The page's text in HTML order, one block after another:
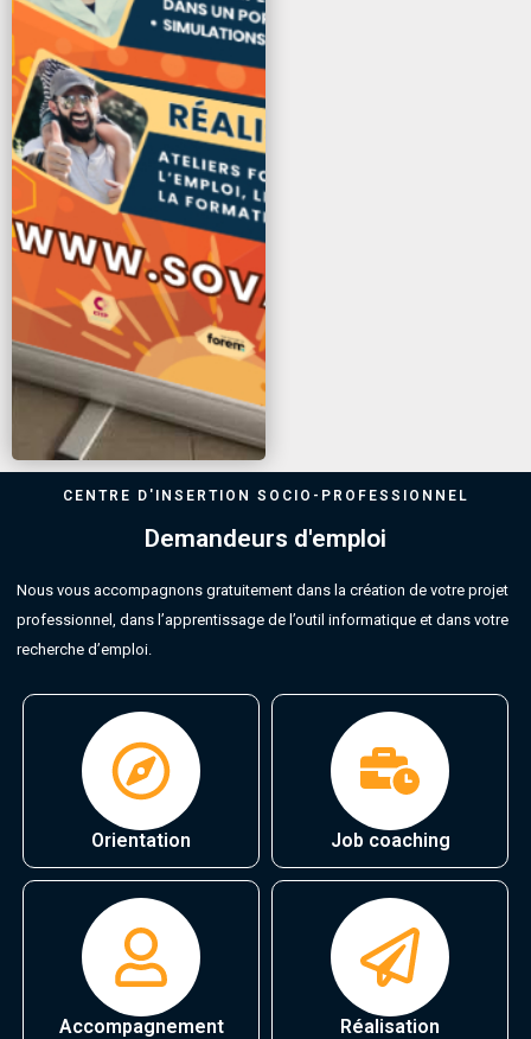
CENTRE D'INSERTION SOCIO-PROFESSIONNEL
Demandeurs d'emploi
Nous vous accompagnons gratuitement dans la création de votre projet
professionnel, dans l’apprentissage de l’outil informatique et dans votre
recherche d’emploi.
Orientation Job coaching
Accompagnement Réalisation